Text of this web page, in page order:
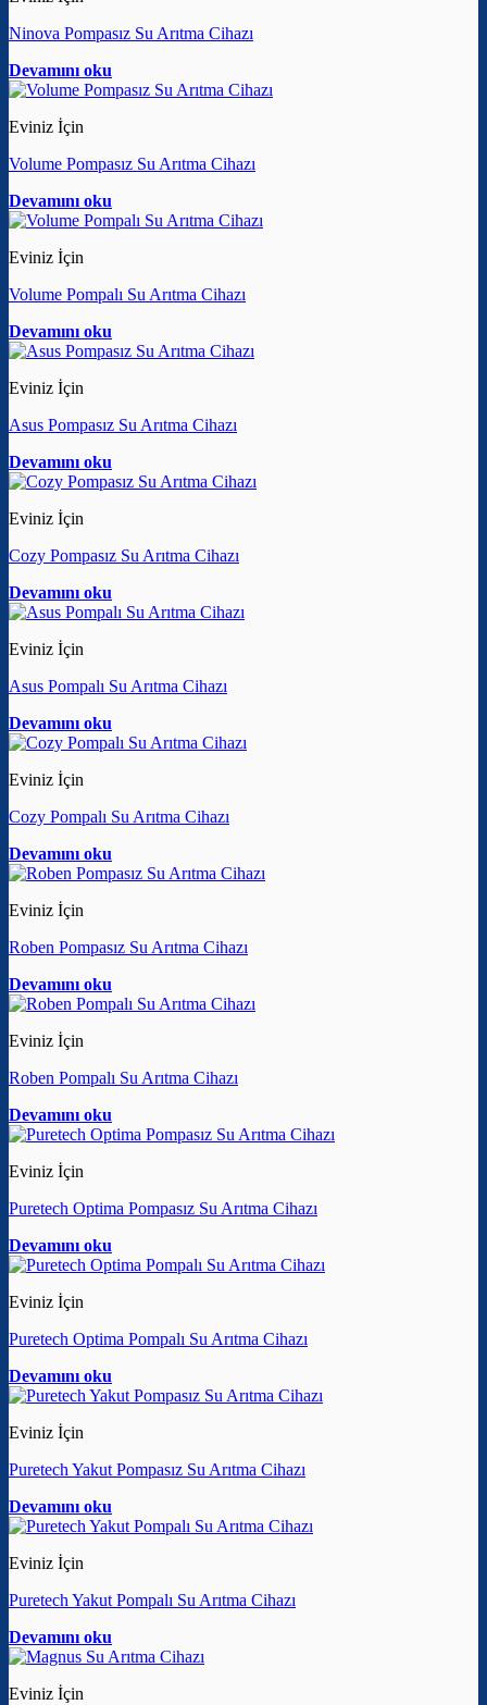
Ninova Pompasız Su Arıtma Cihazı
Devamını oku
Eviniz İçin
Volume Pompasız Su Arıtma Cihazı
Devamını oku
Eviniz İçin
Volume Pompalı Su Arıtma Cihazı
Devamını oku
Eviniz İçin
Asus Pompasız Su Arıtma Cihazı
Devamını oku
Eviniz İçin
Cozy Pompasız Su Arıtma Cihazı
Devamını oku
Eviniz İçin
Asus Pompalı Su Arıtma Cihazı
Devamını oku
Eviniz İçin
Cozy Pompalı Su Arıtma Cihazı
Devamını oku
Eviniz İçin
Roben Pompasız Su Arıtma Cihazı
Devamını oku
Eviniz İçin
Roben Pompalı Su Arıtma Cihazı
Devamını oku
Eviniz İçin
Puretech Optima Pompasız Su Arıtma Cihazı
Devamını oku
Eviniz İçin
Puretech Optima Pompalı Su Arıtma Cihazı
Devamını oku
Eviniz İçin
Puretech Yakut Pompasız Su Arıtma Cihazı
Devamını oku
Eviniz İçin
Puretech Yakut Pompalı Su Arıtma Cihazı
Devamını oku
Eviniz İçin